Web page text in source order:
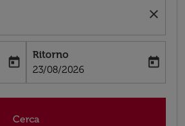
close
aria-label
today
Ritorno
fc-booking-return-date-aria-label
23/08/2026
today
Cerca